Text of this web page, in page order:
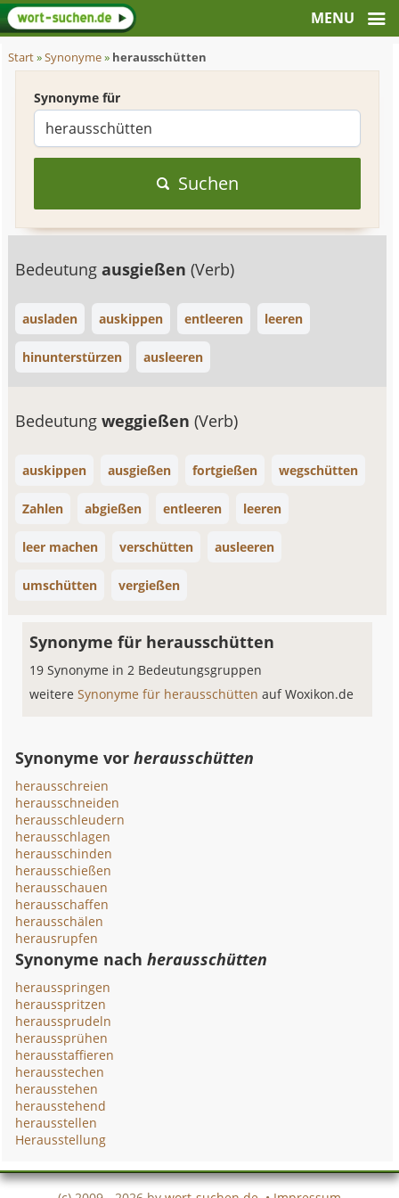
Start»Synonyme» herausschütten
Synonyme für
Suchen
Bedeutungausgießen(Verb)
ausladen auskippen entleeren leeren
hinunterstürzen ausleeren
Bedeutungweggießen(Verb)
auskippen ausgießen fortgießen wegschütten
Zahlen abgießen entleeren leeren
leer machen verschütten ausleeren
umschütten vergießen
Synonyme für herausschütten
19 Synonyme in 2 Bedeutungsgruppen
weitereSynonyme für herausschüttenauf Woxikon.de
Synonyme vorherausschütten
herausschreien
herausschneiden
herausschleudern
herausschlagen
herausschinden
herausschießen
herausschauen
herausschaffen
herausschälen
herausrupfen
Synonyme nachherausschütten
herausspringen
herausspritzen
heraussprudeln
heraussprühen
herausstaffieren
herausstechen
herausstehen
herausstehend
herausstellen
Herausstellung